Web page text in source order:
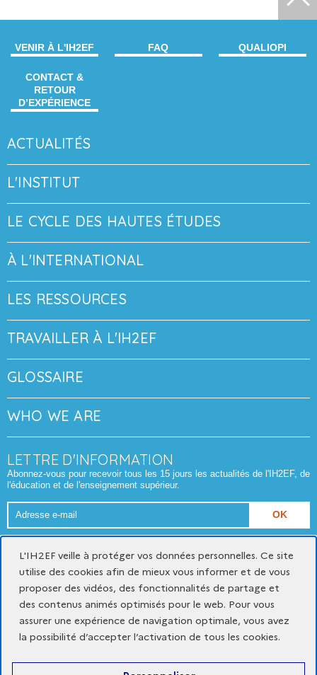
VENIR À L'IH2EF FAQ QUALIOPI
CONTACT &
RETOUR
D’EXPÉRIENCE
ACTUALITÉS
L'INSTITUT
LE CYCLE DES HAUTES ÉTUDES
À L'INTERNATIONAL
LES RESSOURCES
TRAVAILLER À L'IH2EF
GLOSSAIRE
WHO WE ARE
LETTRE D'INFORMATION
Abonnez-vous pour recevoir tous les 15 jours les actualités de l'IH2EF, de
l'éducation et de l'enseignement supérieur.
Adresse
e-
Format attendu : nom@domaine.fr
Données personnelles et cookies
Gestion des cookies
Accessibilité du site : partiellement conforme
x youtube linkedin
L'IH2EF veille à protéger vos données personnelles. Ce site
utilise des cookies afin de mieux vous informer et de vous
proposer des vidéos, des fonctionnalités de partage et
des contenus animés optimisés pour le web. Pour vous
assurer une expérience de navigation optimale, vous avez
la possibilité d’accepter l’activation de tous les cookies.